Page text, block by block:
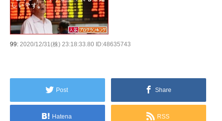
99: 2020/12/31(株) 23:18:33.80 ID:48635743
Post Share
Hatena RSS